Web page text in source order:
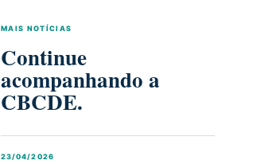
MAIS NOTÍCIAS
Continue
acompanhando a
CBCDE.
23/04/2026